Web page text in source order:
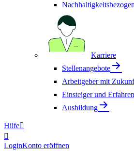
Karriere
Stellenangebote
Arbeitgeber mit
Einsteiger und
Ausbildung
Hilfe

LoginKonto eröffnen